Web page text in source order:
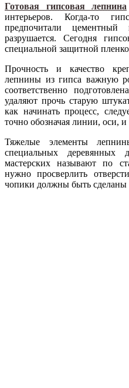
Готовая гипсовая лепнина
интерьеров. Когда-то
предпочитали
разрушается. Сегодня
специальной защитной
Прочность и качество
лепнины из гипса важную
соответственно
удаляют прочь старую
как начинать процесс,
точно обозначая линии, оси, и
Тяжелые элементы
специальных
мастерских называют по
нужно просверлить
чопики должны быть сделаны